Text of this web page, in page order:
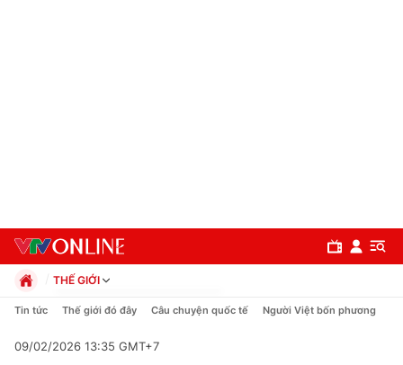
THẾ GIỚI
Chính trị
Pháp luật
Tin tức Thế giới đó đây Câu chuyện quốc tế Người Việt bốn phương
09/02/2026 13:35 GMT+7